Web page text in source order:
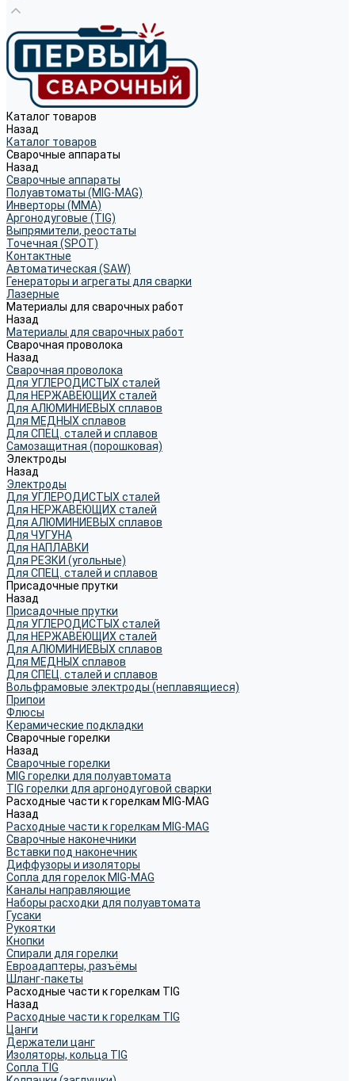
Каталог товаров
Назад
Каталог товаров
Сварочные аппараты
Назад
Сварочные аппараты
Полуавтоматы (MIG-MAG)
Инверторы (MMA)
Аргонодуговые (TIG)
Выпрямители, реостаты
Точечная (SPOT)
Контактные
Автоматическая (SAW)
Генераторы и агрегаты для сварки
Лазерные
Материалы для сварочных работ
Назад
Материалы для сварочных работ
Сварочная проволока
Назад
Сварочная проволока
Для УГЛЕРОДИСТЫХ сталей
Для НЕРЖАВЕЮЩИХ сталей
Для АЛЮМИНИЕВЫХ сплавов
Для МЕДНЫХ сплавов
Для СПЕЦ. сталей и сплавов
Самозащитная (порошковая)
Электроды
Назад
Электроды
Для УГЛЕРОДИСТЫХ сталей
Для НЕРЖАВЕЮЩИХ сталей
Для АЛЮМИНИЕВЫХ сплавов
Для ЧУГУНА
Для НАПЛАВКИ
Для РЕЗКИ (угольные)
Для СПЕЦ. сталей и сплавов
Присадочные прутки
Назад
Присадочные прутки
Для УГЛЕРОДИСТЫХ сталей
Для НЕРЖАВЕЮЩИХ сталей
Для АЛЮМИНИЕВЫХ сплавов
Для МЕДНЫХ сплавов
Для СПЕЦ. сталей и сплавов
Вольфрамовые электроды (неплавящиеся)
Припои
Флюсы
Керамические подкладки
Сварочные горелки
Назад
Сварочные горелки
MIG горелки для полуавтомата
TIG горелки для аргонодуговой сварки
Расходные части к горелкам MIG-MAG
Назад
Расходные части к горелкам MIG-MAG
Сварочные наконечники
Вставки под наконечник
Диффузоры и изоляторы
Сопла для горелок MIG-MAG
Каналы направляющие
Наборы расходки для полуавтомата
Гусаки
Рукоятки
Кнопки
Спирали для горелки
Евроадаптеры, разъёмы
Шланг-пакеты
Расходные части к горелкам TIG
Назад
Расходные части к горелкам TIG
Цанги
Держатели цанг
Изоляторы, кольца TIG
Сопла TIG